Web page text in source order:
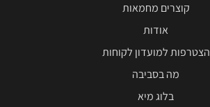
קוצרים מחמאות
אודות
הצטרפות למועדון לקוחות
מה בסביבה
בלוג מיא